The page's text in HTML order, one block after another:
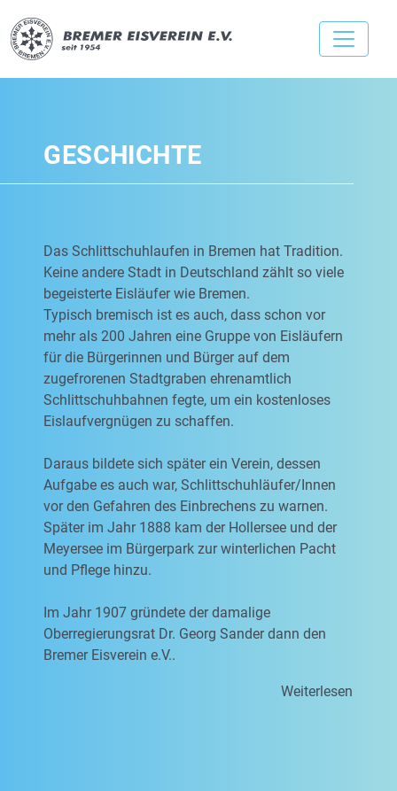
GESCHICHTE
Das Schlittschuhlaufen in Bremen hat Tradition.
Keine andere Stadt in Deutschland zählt so viele
begeisterte Eisläufer wie Bremen.
Typisch bremisch ist es auch, dass schon vor
mehr als 200 Jahren eine Gruppe von Eisläufern
für die Bürgerinnen und Bürger auf dem
zugefrorenen Stadtgraben ehrenamtlich
Schlittschuhbahnen fegte, um ein kostenloses
Eislaufvergnügen zu schaffen.
Daraus bildete sich später ein Verein, dessen
Aufgabe es auch war, Schlittschuhläufer/Innen
vor den Gefahren des Einbrechens zu warnen.
Später im Jahr 1888 kam der Hollersee und der
Meyersee im Bürgerpark zur winterlichen Pacht
und Pflege hinzu.
Im Jahr 1907 gründete der damalige
Oberregierungsrat Dr. Georg Sander dann den
Bremer Eisverein e.V..
Weiterlesen